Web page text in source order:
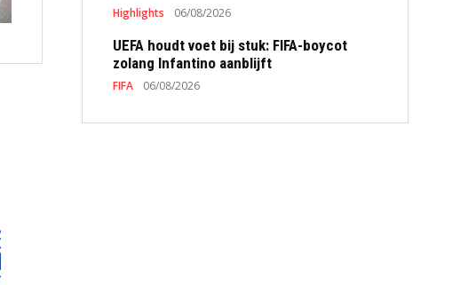
Highlights 06/08/2026
UEFA houdt voet bij stuk: FIFA-boycot
zolang Infantino aanblijft
FIFA 06/08/2026